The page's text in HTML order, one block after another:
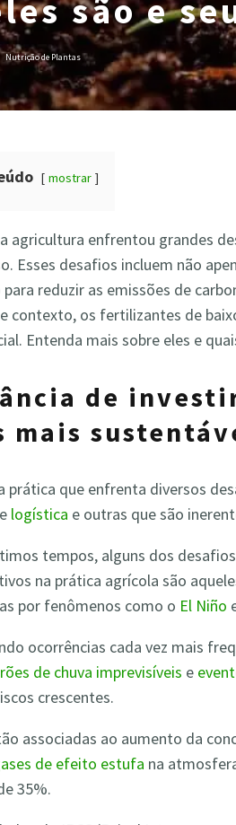
são e
Nutrição de Plantas
mostrar
agricultura enfrentou grandes
Esses desafios incluem não
reduzir as emissões de
contexto, os fertilizantes de
Entenda mais sobre eles e
de
mais
prática que enfrenta diversos
logística e outras que são
tempos, alguns dos
na prática agrícola são
por fenômenos como o El Niño
ocorrências cada vez mais
de chuva imprevisíveis e
crescentes.
associadas ao aumento da
de efeito estufa na
35%.